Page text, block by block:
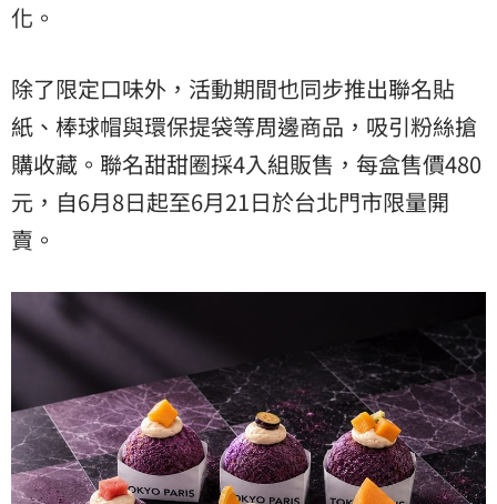
化。
除了限定口味外，活動期間也同步推出聯名貼
紙、棒球帽與環保提袋等周邊商品，吸引粉絲搶
購收藏。聯名甜甜圈採4入組販售，每盒售價480
元，自6月8日起至6月21日於台北門市限量開
賣。